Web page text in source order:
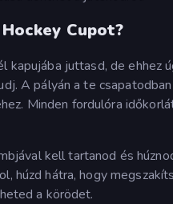
Cupot?
kapujába juttasd, de ehhez
A pályán a te
Minden fordulóra
kell tartanod és
húzd hátra, hogy
a körödet.